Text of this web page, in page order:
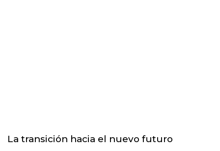
La transición hacia el nuevo futuro